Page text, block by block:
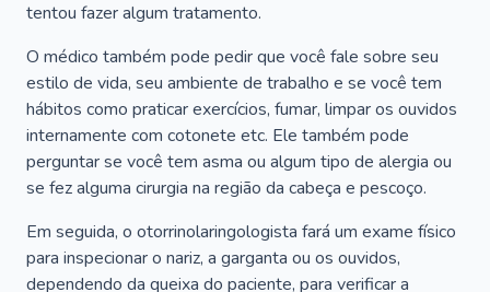
tentou fazer algum tratamento.
O médico também pode pedir que você fale sobre seu
estilo de vida, seu ambiente de trabalho e se você tem
hábitos como praticar exercícios, fumar, limpar os ouvidos
internamente com cotonete etc. Ele também pode
perguntar se você tem asma ou algum tipo de alergia ou
se fez alguma cirurgia na região da cabeça e pescoço.
Em seguida, o otorrinolaringologista fará um exame físico
para inspecionar o nariz, a garganta ou os ouvidos,
dependendo da queixa do paciente, para verificar a